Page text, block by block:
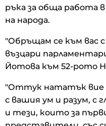
ръка за обща работа
на народа.
"Обръщам се към вас
възцари
Йотова към 52-рото
"Оттук нататък
с вашия ум и разум, с
и тези, които за